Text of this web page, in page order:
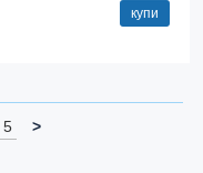
купи
5 >